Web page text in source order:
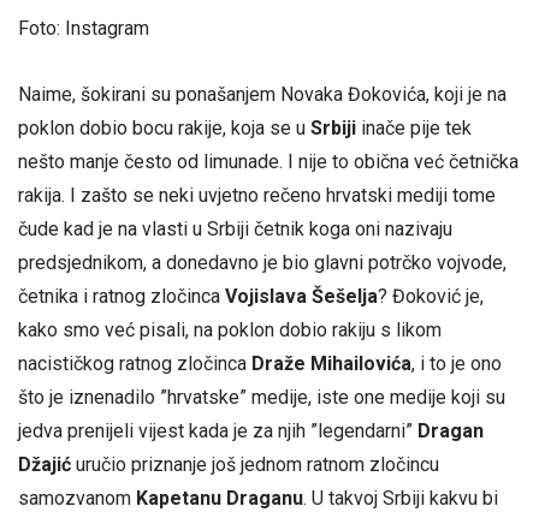
Foto: Instagram
Naime, šokirani su ponašanjem Novaka Đokovića, koji je na
poklon dobio bocu rakije, koja se u Srbiji inače pije tek
nešto manje često od limunade. I nije to obična već četnička
rakija. I zašto se neki uvjetno rečeno hrvatski mediji tome
čude kad je na vlasti u Srbiji četnik koga oni nazivaju
predsjednikom, a donedavno je bio glavni potrčko vojvode,
četnika i ratnog zločinca Vojislava Šešelja? Đoković je,
kako smo već pisali, na poklon dobio rakiju s likom
nacističkog ratnog zločinca Draže Mihailovića, i to je ono
što je iznenadilo ”hrvatske” medije, iste one medije koji su
jedva prenijeli vijest kada je za njih ”legendarni” Dragan
Džajić uručio priznanje još jednom ratnom zločincu
samozvanom Kapetanu Draganu. U takvoj Srbiji kakvu bi